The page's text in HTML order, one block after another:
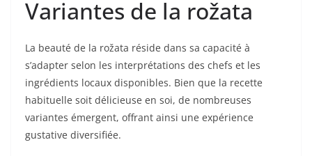
Variantes de la rožata
La beauté de la rožata réside dans sa capacité à
s’adapter selon les interprétations des chefs et les
ingrédients locaux disponibles. Bien que la recette
habituelle soit délicieuse en soi, de nombreuses
variantes émergent, offrant ainsi une expérience
gustative diversifiée.